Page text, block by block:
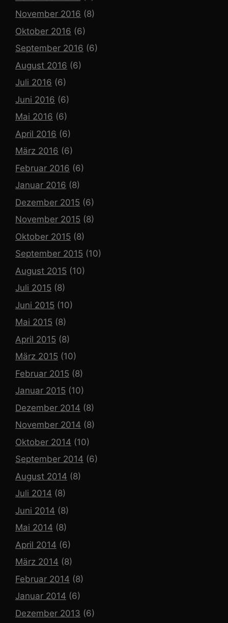
November 2016 (8)
Oktober 2016 (6)
September 2016 (6)
August 2016 (6)
Juli 2016 (6)
Juni 2016 (6)
Mai 2016 (6)
April 2016 (6)
März 2016 (6)
Februar 2016 (6)
Januar 2016 (8)
Dezember 2015 (6)
November 2015 (8)
Oktober 2015 (8)
September 2015 (10)
August 2015 (10)
Juli 2015 (8)
Juni 2015 (10)
Mai 2015 (8)
April 2015 (8)
März 2015 (10)
Februar 2015 (8)
Januar 2015 (10)
Dezember 2014 (8)
November 2014 (8)
Oktober 2014 (10)
September 2014 (6)
August 2014 (8)
Juli 2014 (8)
Juni 2014 (8)
Mai 2014 (8)
April 2014 (6)
März 2014 (8)
Februar 2014 (8)
Januar 2014 (6)
Dezember 2013 (6)